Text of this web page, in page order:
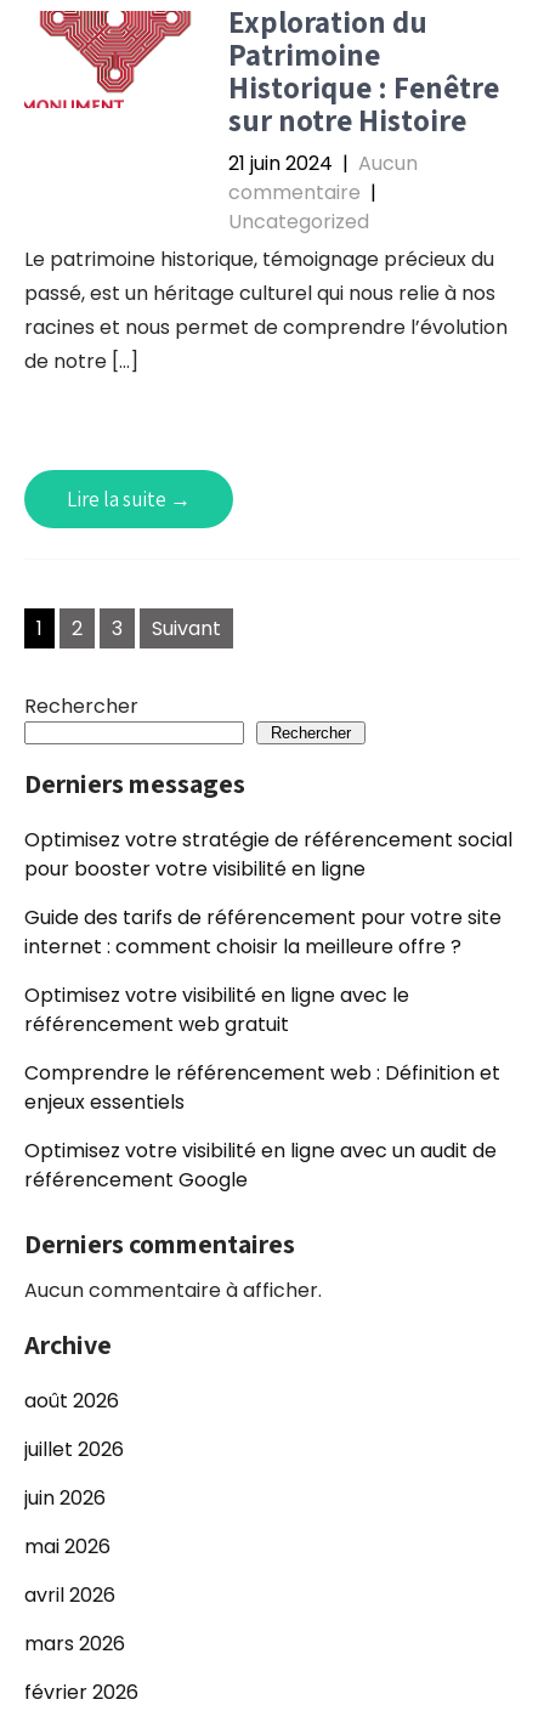
Exploration du
Patrimoine
Historique : Fenêtre
sur notre Histoire
21 juin 2024 | Aucun
commentaire |
Uncategorized
Le patrimoine historique, témoignage précieux du
passé, est un héritage culturel qui nous relie à nos
racines et nous permet de comprendre l’évolution
de notre […]
Lire la suite →
Navigation
des
articles
1 2 3 Suivant
Rechercher
Rechercher
Derniers messages
Optimisez votre stratégie de référencement social
pour booster votre visibilité en ligne
Guide des tarifs de référencement pour votre site
internet : comment choisir la meilleure offre ?
Optimisez votre visibilité en ligne avec le
référencement web gratuit
Comprendre le référencement web : Définition et
enjeux essentiels
Optimisez votre visibilité en ligne avec un audit de
référencement Google
Derniers commentaires
Aucun commentaire à afficher.
Archive
août 2026
juillet 2026
juin 2026
mai 2026
avril 2026
mars 2026
février 2026